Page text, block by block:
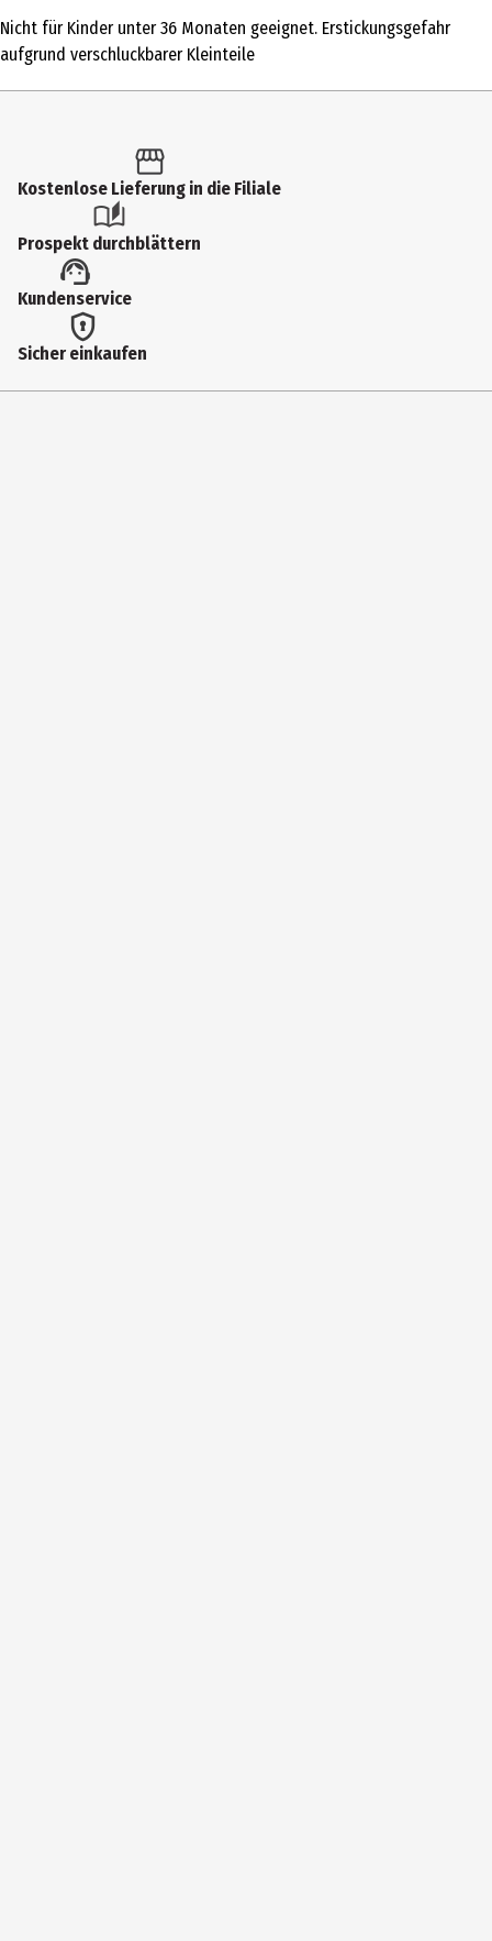
Produkttyp
Artikelnummer des Herstellers
Hersteller
MGA Zapf Creation GmbH
Herstelleradresse
Nicht für Kinder unter 36 Monaten geeignet. Erstickungsgefahr
aufgrund verschluckbarer Kleinteile
Kostenlose Lieferung in die Filiale
Prospekt durchblättern
Kundenservice
Sicher einkaufen